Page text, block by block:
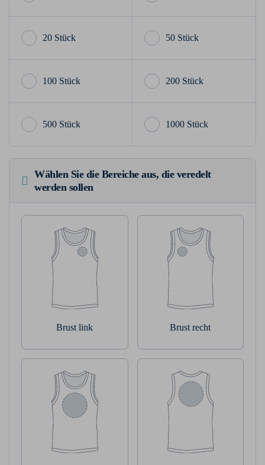
20 Stück 50 Stück
100 Stück 200 Stück
500 Stück 1000 Stück
Wählen Sie die Bereiche aus, die veredelt
werden sollen
Brust link Brust recht